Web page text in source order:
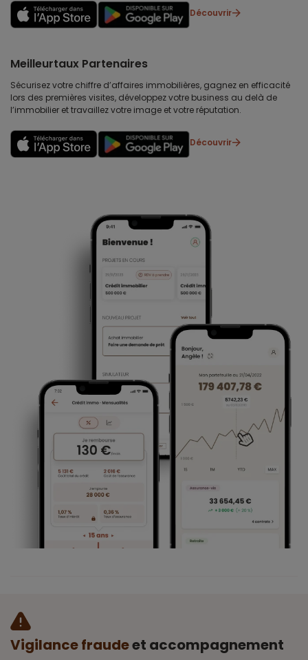
Découvrir
Meilleurtaux Partenaires
Sécurisez votre chiffre d’affaires immobilières, gagnez en efficacité
lors des premières visites, développez votre business au delà de
l’immobilier et travaillez votre image et votre réputation.
Découvrir
Vigilance fraudeet accompagnement